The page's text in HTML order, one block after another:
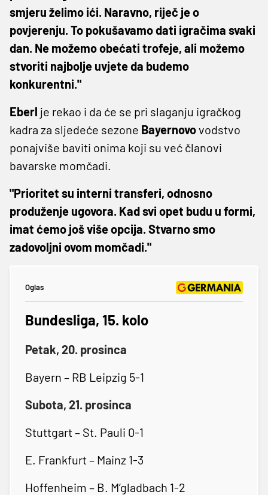
smjeru želimo ići. Naravno, riječ je o
povjerenju. To pokušavamo dati igračima svaki
dan. Ne možemo obećati trofeje, ali možemo
stvoriti najbolje uvjete da budemo
konkurentni."
Eberl je rekao i da će se pri slaganju igračkog
kadra za sljedeće sezone Bayernovovodstvo
ponajviše baviti onima koji su već članovi
bavarske momčadi.
"Prioritet su interni transferi, odnosno
produženje ugovora. Kad svi opet budu u formi,
imat ćemo još više opcija. Stvarno smo
zadovoljni ovom momčadi."
Oglas
Bundesliga, 15. kolo
Petak, 20. prosinca
Bayern – RB Leipzig 5-1
Subota, 21. prosinca
Stuttgart – St. Pauli 0-1
E. Frankfurt – Mainz 1-3
Hoffenheim – B. M’gladbach 1-2